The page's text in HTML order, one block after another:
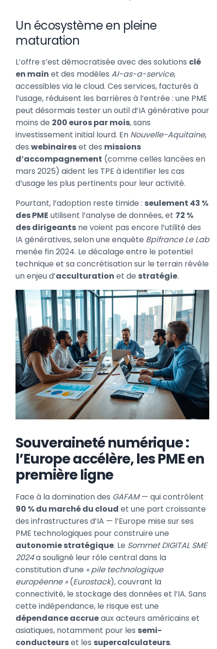
Un écosystème en pleine
maturation
L’offre s’est démocratisée avec des solutions clé
en main et des modèles AI-as-a-service,
accessibles via le cloud. Ces services, facturés à
l’usage, réduisent les barrières à l’entrée : une PME
peut désormais tester un outil d’IA générative pour
moins de 200 euros par mois, sans
investissement initial lourd. En Nouvelle-Aquitaine,
des webinaireset des missions
d’accompagnement (comme celles lancées en
mars 2025) aident les TPE à identifier les cas
d’usage les plus pertinents pour leur activité.
Pourtant, l’adoption reste timide : seulement 43 %
des PME utilisent l’analyse de données, et 72 %
des dirigeants ne voient pas encore l’utilité des
IA génératives, selon une enquête Bpifrance Le Lab
menée fin 2024. Le décalage entre le potentiel
technique et sa concrétisation sur le terrain révèle
un enjeu d’acculturation et de stratégie.
Souveraineté numérique :
l’Europe accélère, les PME en
première ligne
Face à la domination des GAFAM— qui contrôlent
90 % du marché du cloud et une part croissante
des infrastructures d’IA — l’Europe mise sur ses
PME technologiques pour construire une
autonomie stratégique. Le Sommet DIGITAL SME
2024a souligné leur rôle central dans la
constitution d’une « pile technologique
européenne »(Eurostack), couvrant la
connectivité, le stockage des données et l’IA. Sans
cette indépendance, le risque est une
dépendance accrueaux acteurs américains et
asiatiques, notamment pour les semi-
conducteurset les supercalculateurs.